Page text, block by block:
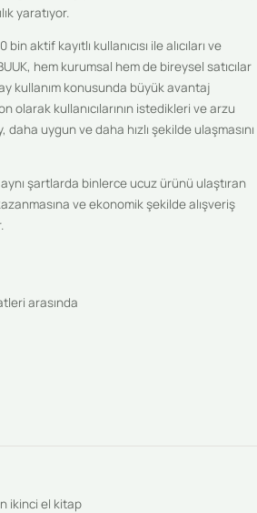
yaratıyor.
aktif kayıtlı kullanıcısı ile alıcıları ve
hem kurumsal hem de bireysel satıcılar
kullanım konusunda büyük avantaj
olarak kullanıcılarının istedikleri ve arzu
uygun ve daha hızlı şekilde ulaşmasını
şartlarda binlerce ucuz ürünü ulaştıran
ve ekonomik şekilde alışveriş
arasında
ikinci el kitap